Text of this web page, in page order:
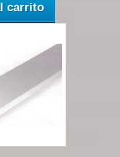
carrito